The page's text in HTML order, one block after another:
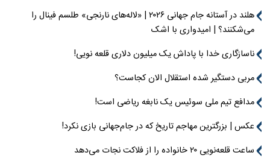
هلند در آستانه جام جهانی ۲۰۲۶ | «لاله‌های نارنجی» طلسم فینال را
می‌شکنند؟ | امیدواری با اشک
ناسازگاری خدا با پاداش یک میلیون دلاری قلعه نویی!
مربی دستگیر شده استقلال الان کجاست؟
مدافع تیم ملی سوئیس یک نابغه ریاضی است!
عکس | بزرگترین مهاجم تاریخ که در جام‌جهانی بازی نکرد!
ساعت قلعه‌نویی ۲۰ خانواده را از فلاکت نجات می‌دهد